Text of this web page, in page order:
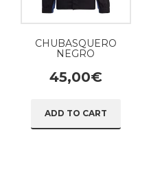
CHUBASQUERO
NEGRO
45,00€
ADD TO CART